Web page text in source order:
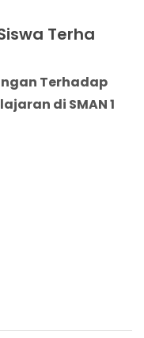
Terha
Terhadap
di SMAN 1